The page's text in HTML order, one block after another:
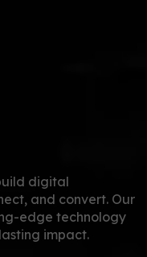
digital
and convert. Our
edge technology
impact.